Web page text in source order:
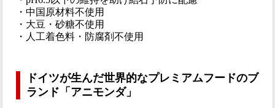
・中国原材料不使用
・大豆・砂糖不使用
・人工着色料・防腐剤不使用
ドイツが生んだ世界的なプレミアムフードのブ
ランド「アニモンダ」